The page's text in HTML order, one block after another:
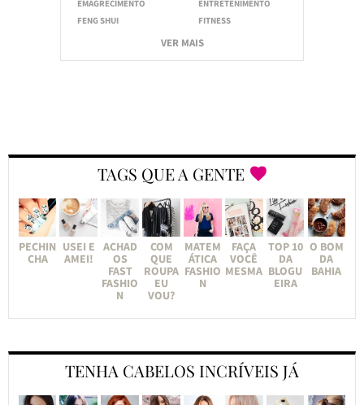
EMAGRECIMENTO
ENTRETENIMENTO
FENG SHUI
FITNESS
VER MAIS
TAGS QUE A GENTE
PECHIN
CHA
USEI E
AMEI!
ACHAD
OS
FAST
FASHIO
N
COM
QUE
ROUPA
EU
VOU?
MATEM
ÁTICA
FASHIO
N
FAÇA
VOCÊ
MESMA
TOP 10
DA
BLOGU
EIRA
O BOM
DA
BAHIA
TENHA CABELOS INCRÍVEIS JÁ